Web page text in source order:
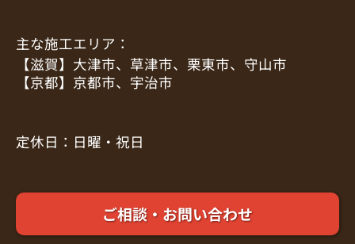
主な施工エリア：
【滋賀】大津市、草津市、栗東市、守山市
【京都】京都市、宇治市
定休日：日曜・祝日
ご相談・お問い合わせ